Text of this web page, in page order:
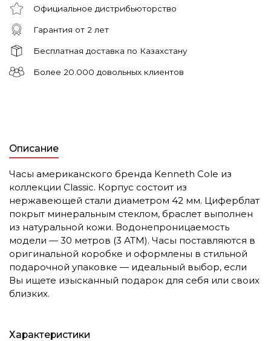
Официальное дистрибьюторство
Гарантия от 2 лет
Бесплатная доставка по Казахстану
Более 20.000 довольных клиентов
Описание
Часы американского бренда Kenneth Cole из
коллекции Classic. Корпус состоит из
нержавеющей стали диаметром 42 мм. Циферблат
покрыт минеральным стеклом, браслет выполнен
из натуральной кожи. Водонепроницаемость
модели — 30 метров (3 АТМ). Часы поставляются в
оригинальной коробке и оформлены в стильной
подарочной упаковке — идеальный выбор, если
Вы ищете изысканный подарок для себя или своих
близких.
Характеристики